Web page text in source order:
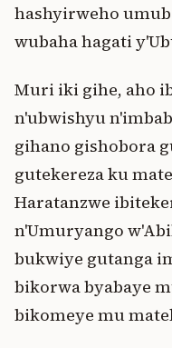
hashyirweho
wubaha hagati
Muri iki gihe, aho
n'ubwishyu
gihano gishobora
gutekereza ku
Haratanzwe
n'Umuryango
bukwiye gutanga
bikorwa byabaye
bikomeye mu